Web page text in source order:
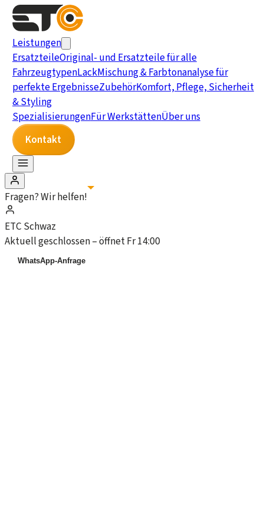
Leistungen
ErsatzteileOriginal- und Ersatzteile für alle
FahrzeugtypenLackMischung & Farbtonanalyse für
perfekte ErgebnisseZubehörKomfort, Pflege, Sicherheit
& Styling
SpezialisierungenFür WerkstättenÜber uns
Kontakt
Fragen? Wir helfen!
ETC Schwaz
Aktuell geschlossen – öffnet Fr 14:00
WhatsApp-Anfrage